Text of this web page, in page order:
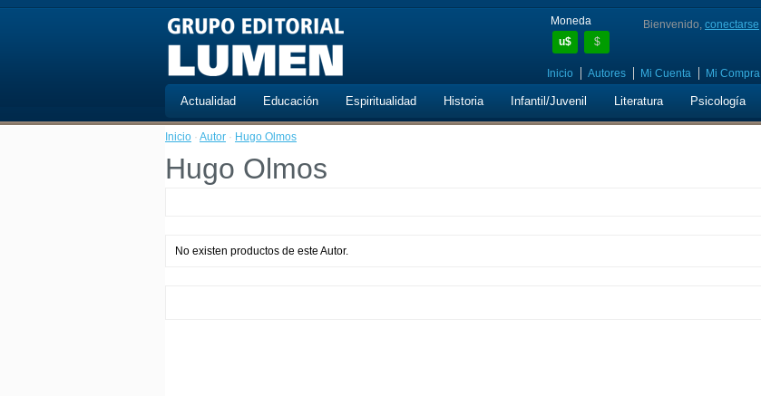
Moneda
u$
$
Bienvenido, conectarse
Inicio Autores Mi Cuenta Mi Compra
Actualidad Educación Espiritualidad Historia Infantil/Juvenil Literatura Psicología
Inicio · Autor · Hugo Olmos
Hugo Olmos
No existen productos de este Autor.